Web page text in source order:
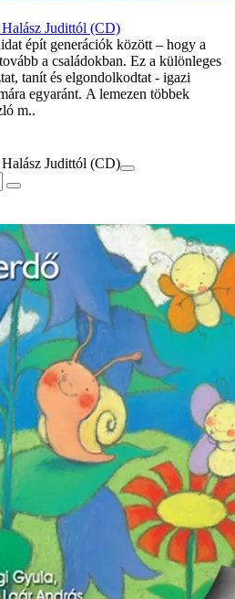
Judittól (CD)
épít generációk között – hogy a
a családokban.⁠ Ez a különleges
tanít és elgondolkodtat - igazi
egyaránt. A lemezen többek
m..
Judittól (CD)